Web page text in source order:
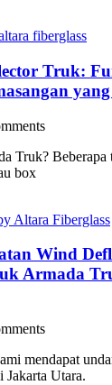
Truk:
Truk? Beberapa
box
Wind
Armada
mendapat
Jakarta Utara.